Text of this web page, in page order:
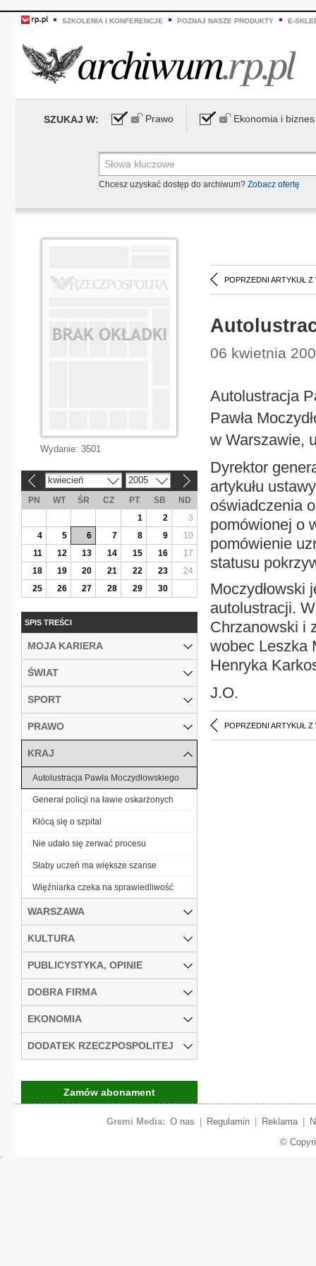
SZKOLENIA I KONFERENCJE POZNAJ NASZE PRODUKTY E-
SZUKAJ W: Prawo Ekonomia i biznes
Chcesz uzyskać dostęp do archiwum? Zobacz ofertę
POPRZEDNI ARTYKUŁ Z
06 kwietnia
Autolustracja
Pawła
w Warszawie,
Dyrektor
artykułu
oświadczenia
pomówionej o
pomówienie
statusu
Moczydłowski
autolustracji.
Chrzanowski i
wobec Leszka
Henryka
J.O.
POPRZEDNI ARTYKUŁ Z
Wydanie: 3501
kwiecień 2005
PN WT ŚR CZ PT SB
ND
1
2
3
4
5 6 7 8 9
10
11
12 13 14 15 16
17
18
19 20 21 22 23
24
25
26 27 28 29 30
SPIS TREŚCI
MOJA KARIERA
ŚWIAT
SPORT
PRAWO
KRAJ
Autolustracja Pawła Moczydłowskiego
Generał policji na ławie oskarżonych
Kłócą się o szpital
Nie udało się zerwać procesu
Słaby uczeń ma większe szanse
Więźniarka czeka na sprawiedliwość
WARSZAWA
KULTURA
PUBLICYSTYKA, OPINIE
DOBRA FIRMA
EKONOMIA
DODATEK RZECZPOSPOLITEJ
Zamów abonament
Gremi Media: O nas Regulamin Reklama
©